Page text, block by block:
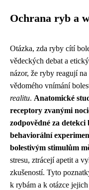
Ochrana ryb a
Otázka, zda ryby cítí
vědeckých debat a
názor, že ryby reagují
vědomého vnímání
realitu. Anatomické
receptory zvanými
zodpovědné za
behaviorální
bolestivým stimulům
stresu, ztrácejí apetit a
zkušeností. Tyto
k rybám a k otázce